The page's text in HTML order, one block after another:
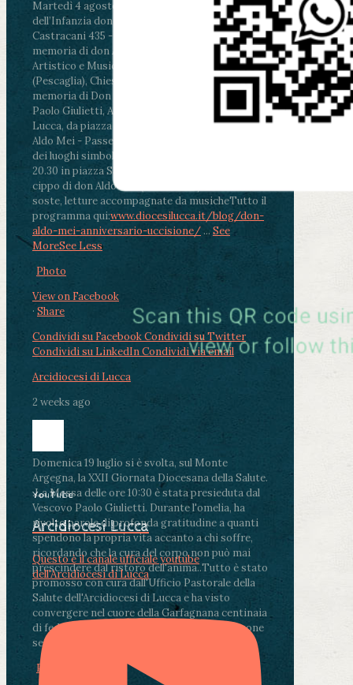
Martedì 4 agosto2026
ore 11:30 - Lucca, Scuola
dell’Infanzia don Aldo Mei - Viale Castruccio
Castracani 435 - Inaugurazione murales in
memoria di don Aldo Mei curato dal Liceo
Artistico e Musicale “Passaglia”
ore 18 - Fiano
(Pescaglia), Chiesa parrocchiale - Messa in
memoria di Don Aldo Mei celebrata da mons.
Paolo Giulietti, Arcivescovo di Lucca
ore 20.30 -
Lucca, da piazza San Michele al Cippo di don
Aldo Mei - Passeggiata della Memoria in alcuni
dei luoghi simbolo della città. Ritrovo alle ore
20.30 in piazza San Michele con conclusione al
cippo di don Aldo Mei (Porta Elisa). Durante le
soste, letture accompagnate da musicheTutto il
programma qui:www.diocesilucca.it/blog/don-
aldo-mei-anniversario-uccisione/ ... See
MoreSee Less
Photo
View on Facebook
· Share
Condividi su FacebookCondividi su Twitter
Condividi su LinkedInCondividi via email
Arcidiocesi di Lucca
2 weeks ago
Domenica 19 luglio si è svolta, sul Monte
Argegna, la XXII Giornata Diocesana della Salute.
.La Messa delle ore 10:30 è stata presieduta dal
Vescovo Paolo Giulietti. Durante l'omelia, ha
rivolto parole di profonda gratitudine a quanti
spendono la propria vita accanto a chi soffre,
ricordando che la cura del corpo non può mai
prescindere dal ristoro dell'anima..Tutto è stato
promosso con cura dall'Ufficio Pastorale della
Salute dell'Arcidiocesi di Lucca e ha visto
convergere nel cuore della Garfagnana centinaia
di fedeli, operatori sanitari, volontari e persone
segnate dalla malattia.
Photo
YouTube
Arcidiocesi Lucca
Questo è il canale ufficiale youtube
dell'Arcidiocesi di Lucca